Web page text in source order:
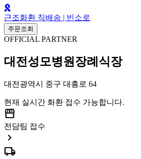
근조화환 직배송 | 빈소로
주문조회
OFFICIAL PARTNER
대전성모병원장례식장
대전광역시 중구 대흥로 64
현재 실시간 화환 접수 가능합니다.
storefront
전담팀 접수
chevron_right
local_shipping